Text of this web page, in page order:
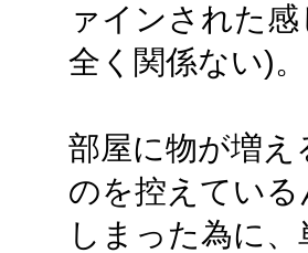
ァインされた
全く関係ない)。
部屋に物が増
のを控えてい
しまった為に